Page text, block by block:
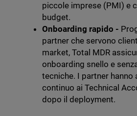
piccole imprese (PMI) e
budget.
Onboarding rapido -
partner che servono
market, Total MDR
onboarding snello e
tecniche. I partner hanno
continuo ai Technical
dopo il deployment.